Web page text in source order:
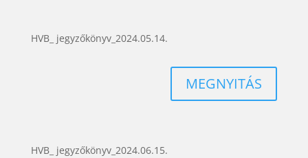
HVB_ jegyzőkönyv_2024.05.14.
MEGNYITÁS
HVB_ jegyzőkönyv_2024.06.15.